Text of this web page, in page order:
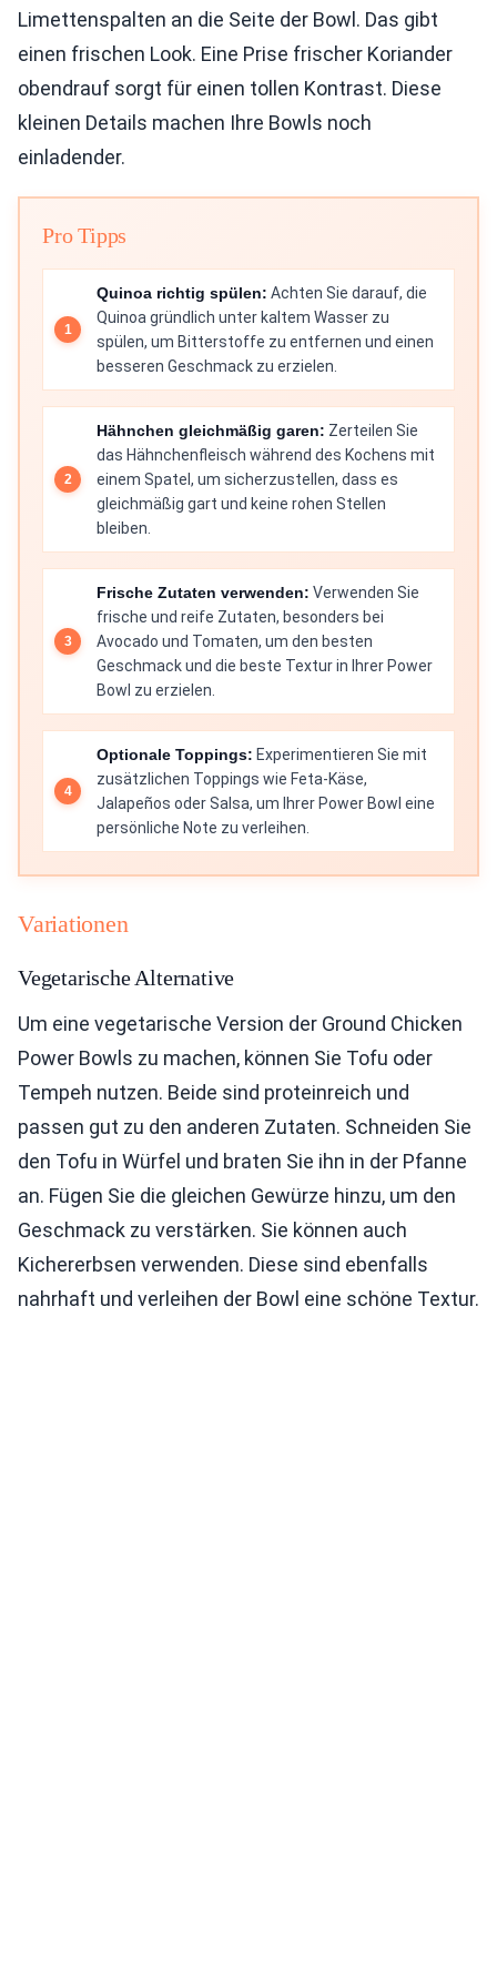
Limettenspalten an die Seite der Bowl. Das gibt
einen frischen Look. Eine Prise frischer Koriander
obendrauf sorgt für einen tollen Kontrast. Diese
kleinen Details machen Ihre Bowls noch
einladender.
Pro Tipps
Quinoa richtig spülen: Achten Sie darauf, die
Quinoa gründlich unter kaltem Wasser zu
spülen, um Bitterstoffe zu entfernen und einen
besseren Geschmack zu erzielen.
Hähnchen gleichmäßig garen: Zerteilen Sie
das Hähnchenfleisch während des Kochens mit
einem Spatel, um sicherzustellen, dass es
gleichmäßig gart und keine rohen Stellen
bleiben.
Frische Zutaten verwenden: Verwenden Sie
frische und reife Zutaten, besonders bei
Avocado und Tomaten, um den besten
Geschmack und die beste Textur in Ihrer Power
Bowl zu erzielen.
Optionale Toppings: Experimentieren Sie mit
zusätzlichen Toppings wie Feta-Käse,
Jalapeños oder Salsa, um Ihrer Power Bowl eine
persönliche Note zu verleihen.
Variationen
Vegetarische Alternative
Um eine vegetarische Version der Ground Chicken
Power Bowls zu machen, können Sie Tofu oder
Tempeh nutzen. Beide sind proteinreich und
passen gut zu den anderen Zutaten. Schneiden Sie
den Tofu in Würfel und braten Sie ihn in der Pfanne
an. Fügen Sie die gleichen Gewürze hinzu, um den
Geschmack zu verstärken. Sie können auch
Kichererbsen verwenden. Diese sind ebenfalls
nahrhaft und verleihen der Bowl eine schöne Textur.